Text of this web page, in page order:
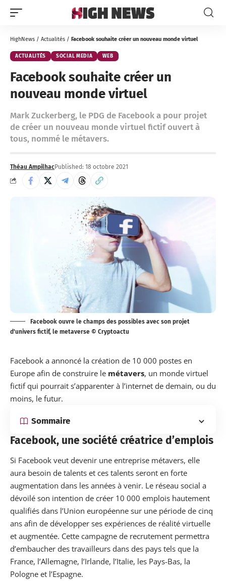
HighNews / Actualités / Facebook souhaite créer un nouveau monde virtuel
ACTUALITÉS SOCIAL MEDIA WEB
Facebook souhaite créer un
nouveau monde virtuel
Mark Zuckerberg, le PDG de Facebook a pour projet
de créer un nouveau monde virtuel fictif ouvert à
tous, nommé le métavers.
Théau AmpilhacPublished: 18 octobre 2021
Facebook ouvre le champs des possibles avec son projet
d'univers fictif, le metaverse © Cryptoactu
Facebook a annoncé la création de 10 000 postes en
Europe afin de construire le métavers, un monde virtuel
fictif qui pourrait s’apparenter à l’internet de demain, ou du
moins, le futur.
Sommaire
Facebook, une société créatrice d’emplois
Si Facebook veut devenir une entreprise métavers, elle
aura besoin de talents et ces talents seront en forte
augmentation dans les années à venir. Le réseau social a
dévoilé son intention de créer 10 000 emplois hautement
qualifiés dans l’Union européenne sur une période de cinq
ans afin de développer ses expériences de réalité virtuelle
et augmentée. Cette campagne de recrutement permettra
d’embaucher des travailleurs dans des pays tels que la
France, l’Allemagne, l’Irlande, l’Italie, les Pays-Bas, la
Pologne et l’Espagne.